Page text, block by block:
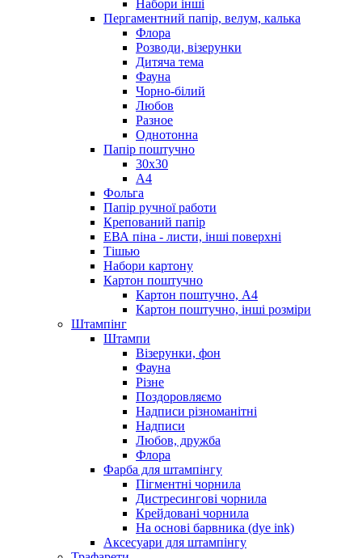
Набори інші
Пергаментний папір, велум, калька
Флора
Розводи, візерунки
Дитяча тема
Фауна
Чорно-білий
Любов
Разное
Однотонна
Папір поштучно
30х30
А4
Фольга
Папір ручної работи
Крепований папір
ЕВА піна - листи, інші поверхні
Тішью
Набори картону
Картон поштучно
Картон поштучно, А4
Картон поштучно, інші розміри
Штампінг
Штампи
Візерунки, фон
Фауна
Різне
Поздоровляємо
Надписи різноманітні
Надписи
Любов, дружба
Флора
Фарба для штампінгу
Пігментні чорнила
Дистресингові чорнила
Крейдовані чорнила
На основі барвника (dye ink)
Аксесуари для штампінгу